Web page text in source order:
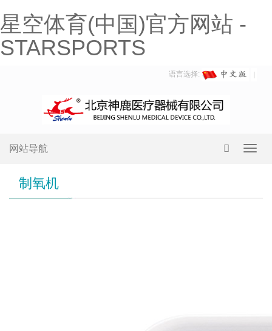
星空体育(中国)官方网站 -
STARSPORTS
语言选择:
网站导航
制氧机